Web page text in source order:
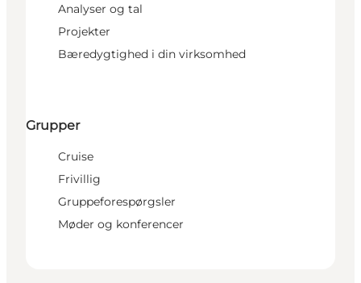
Analyser og tal
Projekter
Bæredygtighed i din virksomhed
Grupper
Cruise
Frivillig
Gruppeforespørgsler
Møder og konferencer